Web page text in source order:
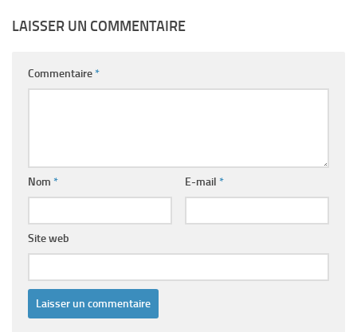
LAISSER UN COMMENTAIRE
Commentaire*
Nom * E-mail *
Site web